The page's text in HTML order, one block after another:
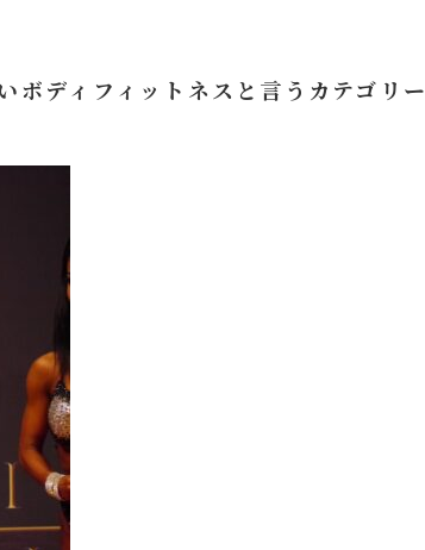
ボディフィットネスと言うカテゴリー